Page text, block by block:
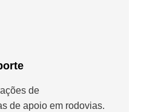
de
de apoio em rodovias.